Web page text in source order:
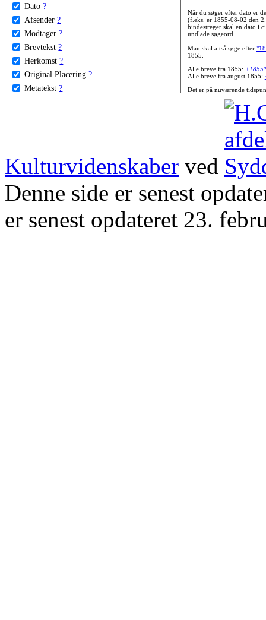
Dato ?
Afsender ?
Modtager ?
Brevtekst ?
Herkomst ?
Original Placering ?
Metatekst ?
Når du søger efter dato er
(f.eks. er 1855-08-02 den
bindestreger skal en dato i
undlade søgeord.
Man skal altså søge efter
1855.
Alle breve fra 1855:
Alle breve fra august 1855:
Det er på nuværende
Kulturvidenskaber ved
Denne side er senest
er senest opdateret 23.